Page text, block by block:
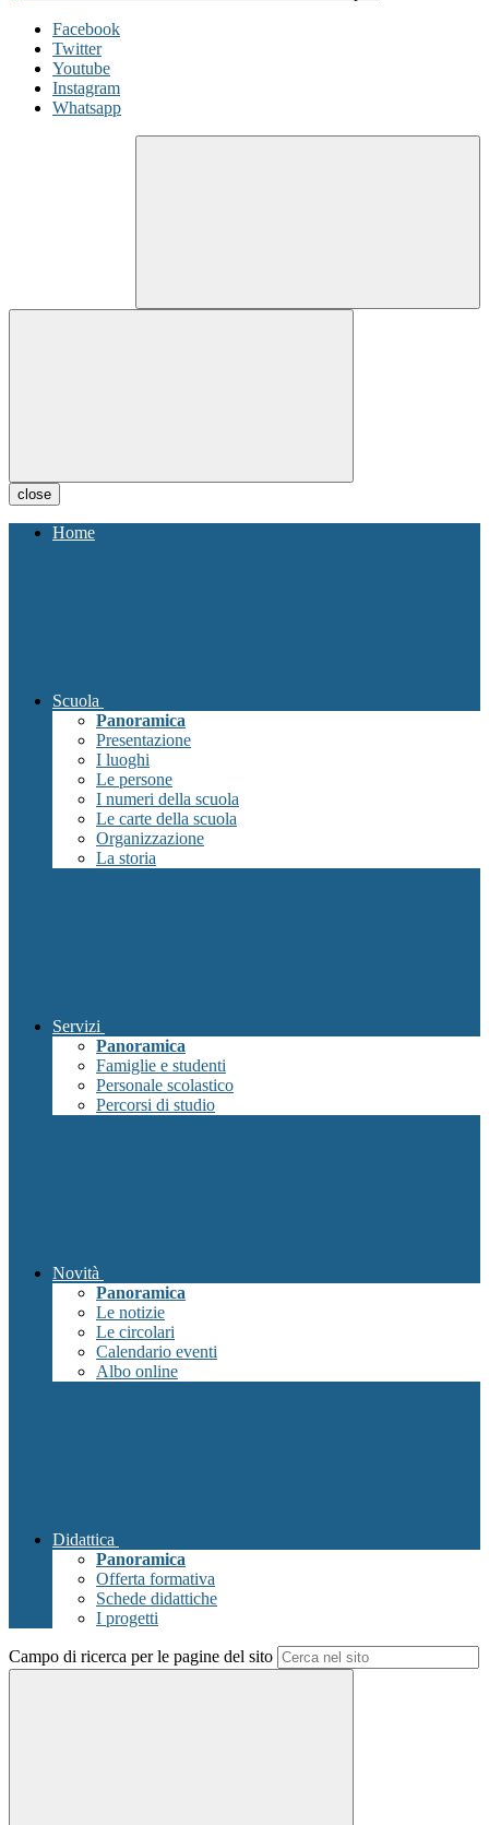
Facebook
Twitter
Youtube
Instagram
Whatsapp
close
Home
Scuola
Panoramica
Presentazione
I luoghi
Le persone
I numeri della scuola
Le carte della scuola
Organizzazione
La storia
Servizi
Panoramica
Famiglie e studenti
Personale scolastico
Percorsi di studio
Novità
Panoramica
Le notizie
Le circolari
Calendario eventi
Albo online
Didattica
Panoramica
Offerta formativa
Schede didattiche
I progetti
Campo di ricerca per le pagine del sito